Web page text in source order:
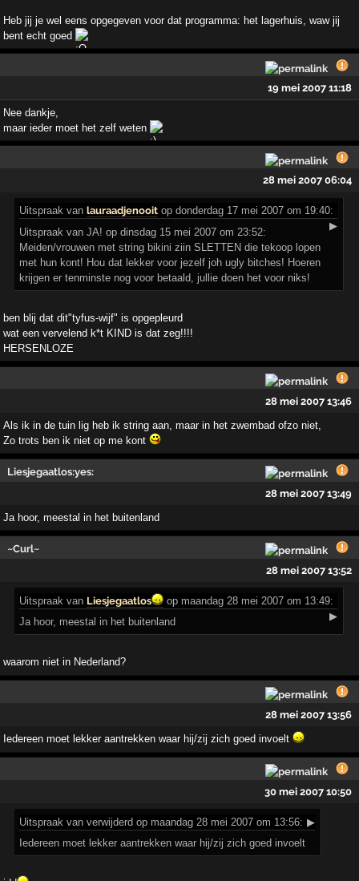
Heb jij je wel eens opgegeven voor dat programma: het lagerhuis, waw jij
bent echt goed
19 mei 2007 11:18
Nee dankje,
maar ieder moet het zelf weten
28 mei 2007 06:04
Uitspraak vanlauraadjenooit op donderdag 17 mei 2007 om 19:40:
▶
Uitspraak van JA! op dinsdag 15 mei 2007 om 23:52:
Meiden/vrouwen met string bikini ziin SLETTEN die tekoop lopen
met hun kont! Hou dat lekker voor jezelf joh ugly bitches! Hoeren
krijgen er tenminste nog voor betaald, jullie doen het voor niks!
ben blij dat dit"tyfus-wijf" is opgepleurd
wat een vervelend k*t KIND is dat zeg!!!!
HERSENLOZE
28 mei 2007 13:46
Als ik in de tuin lig heb ik string aan, maar in het zwembad ofzo niet,
Zo trots ben ik niet op me kont
Liesjegaatlos:yes:
28 mei 2007 13:49
Ja hoor, meestal in het buitenland
~Curl~
28 mei 2007 13:52
Uitspraak van Liesjegaatlos
op maandag 28 mei 2007 om 13:49:
▶
Ja hoor, meestal in het buitenland
waarom niet in Nederland?
28 mei 2007 13:56
Iedereen moet lekker aantrekken waar hij/zij zich goed invoelt
30 mei 2007 10:50
Uitspraak van verwijderd op maandag 28 mei 2007 om 13:56: ▶
Iedereen moet lekker aantrekken waar hij/zij zich goed invoelt